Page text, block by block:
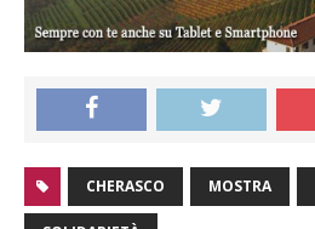
CHERASCO MOSTRA